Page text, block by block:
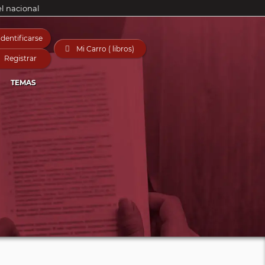
nacional
Registrar
 Mi Carro ( libros)
TEMAS